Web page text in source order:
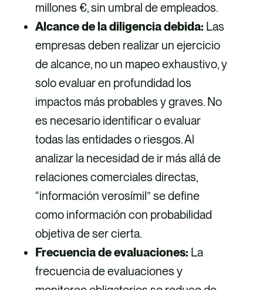
millones €, sin umbral de empleados.
Alcance de la diligencia debida: Las
empresas deben realizar un ejercicio
de alcance, no un mapeo exhaustivo, y
solo evaluar en profundidad los
impactos más probables y graves. No
es necesario identificar o evaluar
todas las entidades o riesgos. Al
analizar la necesidad de ir más allá de
relaciones comerciales directas,
“información verosímil” se define
como información con probabilidad
objetiva de ser cierta.
Frecuencia de evaluaciones: La
frecuencia de evaluaciones y